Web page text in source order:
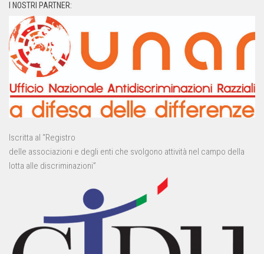
I NOSTRI PARTNER:
Iscritta al “Registro
delle associazioni e degli enti che svolgono attività nel campo della
lotta alle discriminazioni”